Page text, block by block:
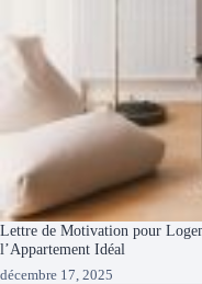
Lettre de Motivation pour
l’Appartement Idéal
décembre 17, 2025